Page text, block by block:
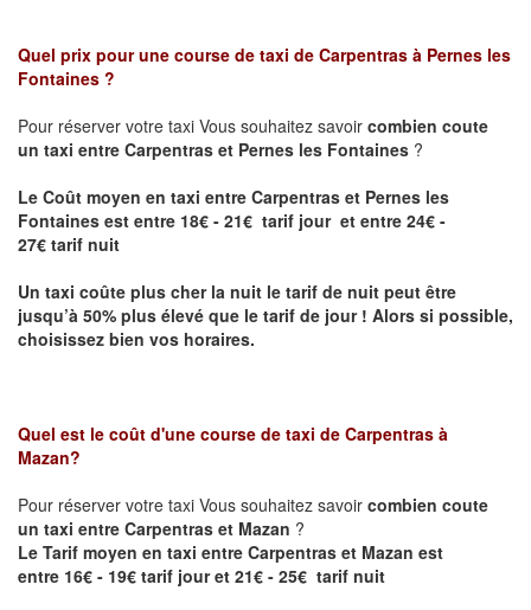
Quel prix pour une course de taxi de Carpentras à Pernes les
Fontaines ?
Pour réserver votre taxi Vous souhaitez savoir combien coute
un taxi entre Carpentras et Pernes les Fontaines ?
Le Coût moyen en taxi entre Carpentras et Pernes les
Fontaines est entre 18€ - 21€ tarif jour et entre 24€ -
27€ tarif nuit
Un taxi coûte plus cher la nuit le tarif de nuit peut être
jusqu’à 50% plus élevé que le tarif de jour ! Alors si possible,
choisissez bien vos horaires.
Quel est le coût d'une course de taxi de Carpentras à
Mazan?
Pour réserver votre taxi Vous souhaitez savoir combien coute
un taxi entre Carpentras et Mazan ?
Le Tarif moyen en taxi entre Carpentras et Mazan est
entre 16€ - 19€ tarif jour et 21€ - 25€ tarif nuit